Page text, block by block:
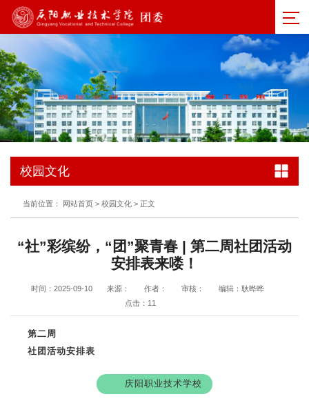
校园文化
当前位置： 网站首页> 校园文化> 正文
“社”彩缤纷，“团”聚青春 | 第二周社团活动
安排表来喽！
时间：2025-09-10 来源： 作者： 审核：
编辑：耿晔晔
点击： 11
第二周
社团活动安排表
庆阳职业技术学校